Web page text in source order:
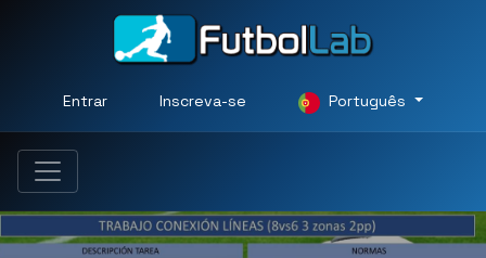
Entrar Inscreva-se Português